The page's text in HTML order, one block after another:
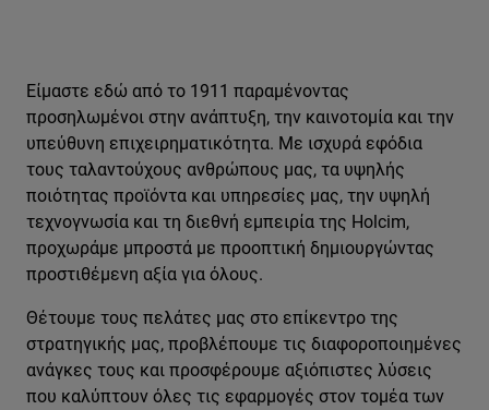
Είμαστε εδώ από το 1911 παραμένοντας
προσηλωμένοι στην ανάπτυξη, την καινοτομία και την
υπεύθυνη επιχειρηματικότητα. Με ισχυρά εφόδια
τους ταλαντούχους ανθρώπους μας, τα υψηλής
ποιότητας προϊόντα και υπηρεσίες μας, την υψηλή
τεχνογνωσία και τη διεθνή εμπειρία της Holcim,
προχωράμε μπροστά με προοπτική δημιουργώντας
προστιθέμενη αξία για όλους.
Θέτουμε τους πελάτες μας στο επίκεντρο της
στρατηγικής μας, προβλέπουμε τις διαφοροποιημένες
ανάγκες τους και προσφέρουμε αξιόπιστες λύσεις
που καλύπτουν όλες τις εφαρμογές στον τομέα των